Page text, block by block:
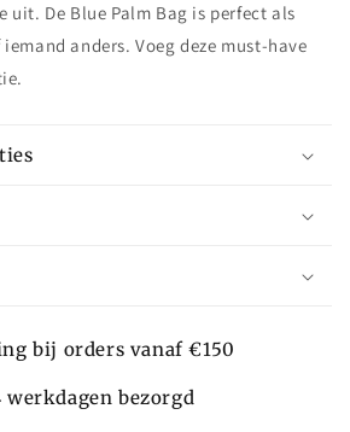
uit. De Blue Palm Bag is perfect als
anders. Voeg deze must-have
bij orders vanaf €150
bezorgd